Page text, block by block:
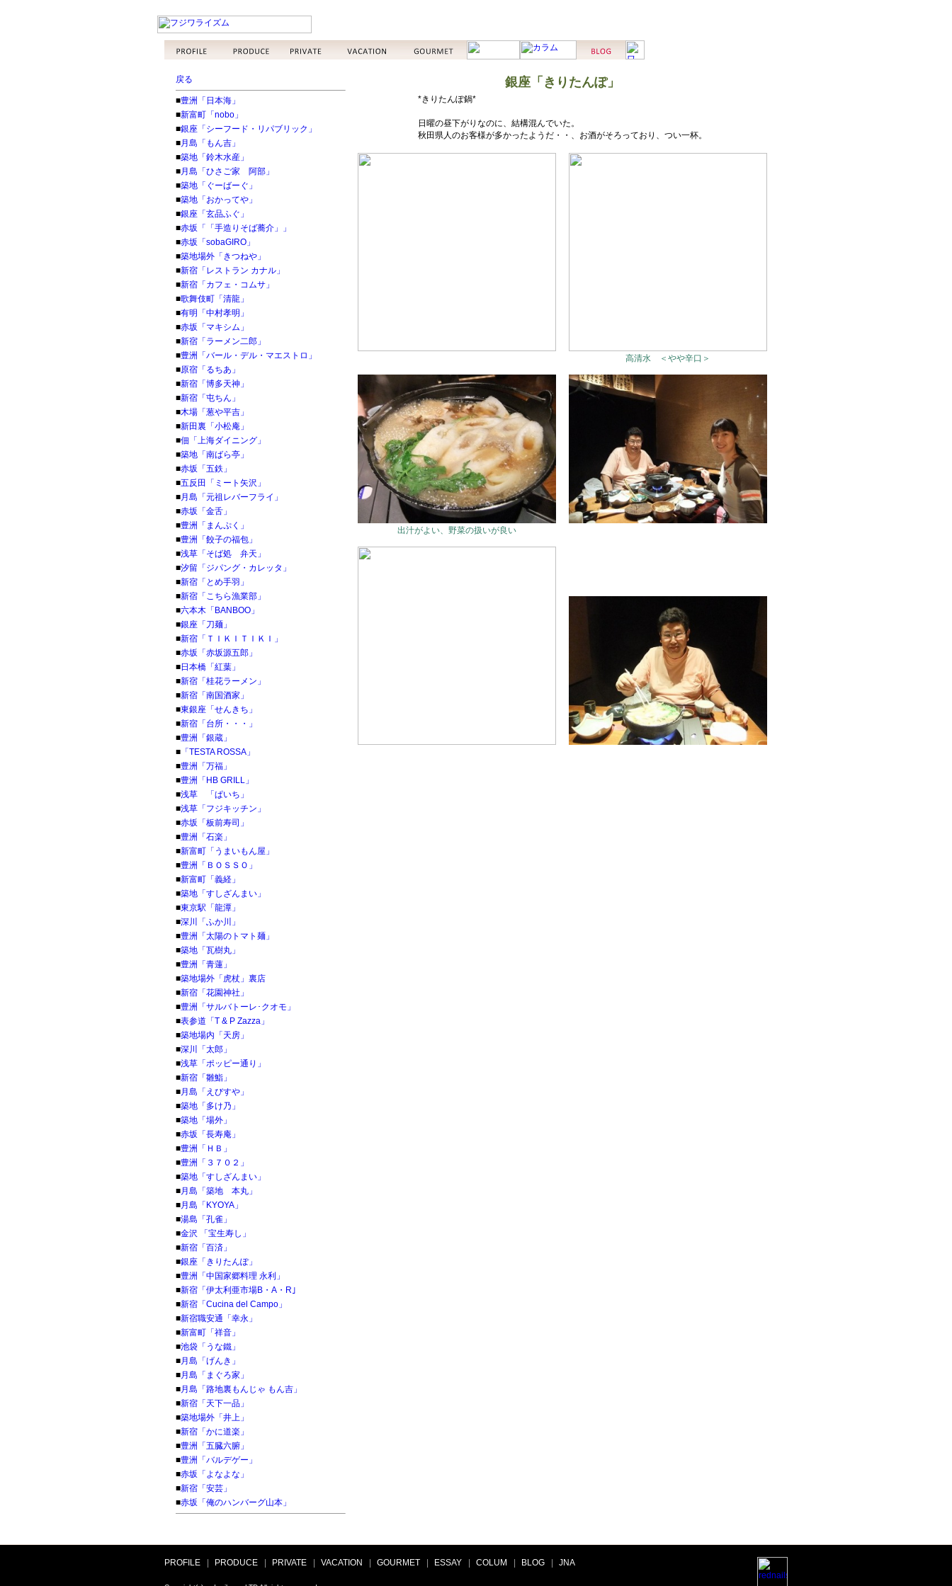
戻る
■豊洲「日本海」
■新富町「nobo」
■銀座「シーフード・リパブリック」
■月島「もん吉」
■築地「鈴木水産」
■月島「ひさご家 阿部」
■築地「ぐーばーぐ」
■築地「おかってや」
■銀座「玄品ふぐ」
■赤坂「「手造りそば蕎介」」
■赤坂「sobaGIRO」
■築地場外「きつねや」
■新宿「レストラン カナル」
■新宿「カフェ・コムサ」
■歌舞伎町「清龍」
■有明「中村孝明」
■赤坂「マキシム」
■新宿「ラーメン二郎」
■豊洲「バール・デル・マエストロ」
■原宿「るちあ」
■新宿「博多天神」
■新宿「屯ちん」
■木場「葱や平吉」
■新田裏「小松庵」
■佃「上海ダイニング」
■築地「南ばら亭」
■赤坂「五鉄」
■五反田「ミート矢沢」
■月島「元祖レバーフライ」
■赤坂「金舌」
■豊洲「まんぷく」
■豊洲「餃子の福包」
■浅草「そば処 弁天」
■汐留「ジパング・カレッタ」
■新宿「とめ手羽」
■新宿「こちら漁業部」
■六本木「BANBOO」
■銀座「刀麺」
■新宿「ＴＩＫＩＴＩＫＩ」
■赤坂「赤坂源五郎」
■日本橋「紅葉」
■新宿「桂花ラーメン」
■新宿「南国酒家」
■東銀座「せんきち」
■新宿「台所・・・」
■豊洲「銀蔵」
■「TESTA ROSSA」
■豊洲「万福」
■豊洲「HB GRILL」
■浅草 「ぱいち」
■浅草「フジキッチン」
■赤坂「板前寿司」
■豊洲「石楽」
■新富町「うまいもん屋」
■豊洲「ＢＯＳＳＯ」
■新富町「義経」
■築地「すしざんまい」
■東京駅「龍潭」
■深川「ふか川」
■豊洲「太陽のトマト麺」
■築地「瓦樹丸」
■豊洲「青蓮」
■築地場外「虎杖」裏店
■新宿「花園神社」
■豊洲「サルバトーレ･クオモ」
■表参道「T & P Zazza」
■築地場内「天房」
■深川「太郎」
■浅草「ポッピー通り」
■新宿「雛鮨」
■月島「えびすや」
■築地「多け乃」
■築地「場外」
■赤坂「長寿庵」
■豊洲「ＨＢ」
■豊洲「３７０２」
■築地「すしざんまい」
■月島「築地 本丸」
■月島「KYOYA」
■湯島「孔雀」
■金沢 「宝生寿し」
■新宿「百済」
■銀座「きりたんぽ」
■豊洲「中国家郷料理 永利」
■新宿「伊太利亜市場B・A・R｣
■新宿「Cucina del Campo」
■新宿職安通「幸永」
■新富町「祥音」
■池袋「うな鐵」
■月島「げんき」
■月島「まぐろ家」
■月島「路地裏もんじゃ もん吉」
■新宿「天下一品」
■築地場外「井上」
■新宿「かに道楽」
■豊洲「五臓六腑」
■豊洲「バルデゲー」
■赤坂「よなよな」
■新宿「安芸」
■赤坂「俺のハンバーグ山本」
銀座「きりたんぽ」
*きりたんぽ鍋*
日曜の昼下がりなのに、結構混んでいた。
秋田県人のお客様が多かったようだ・・、お酒がそろっており、つい一杯。
高清水 ＜やや辛口＞
出汁がよい、野菜の扱いが良い
PROFILE PRODUCE PRIVATE VACATION GOURMET ESSAY COLUM BLOG JNA